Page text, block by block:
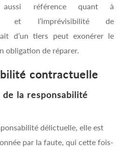
référence quant à
et l’imprévisibilité de
d’un tiers peut exonérer le
obligation de réparer.
contractuelle
de la responsabilité
délictuelle, elle est
par la faute, qui cette fois-